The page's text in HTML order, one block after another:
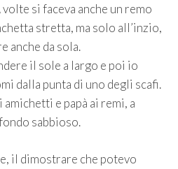
si faceva anche un remo
stretta, ma solo all’inzio,
anche da sola.
il sole a largo e poi io
dalla punta di uno degli scafi.
e papà ai remi, a
sabbioso.
il dimostrare che potevo